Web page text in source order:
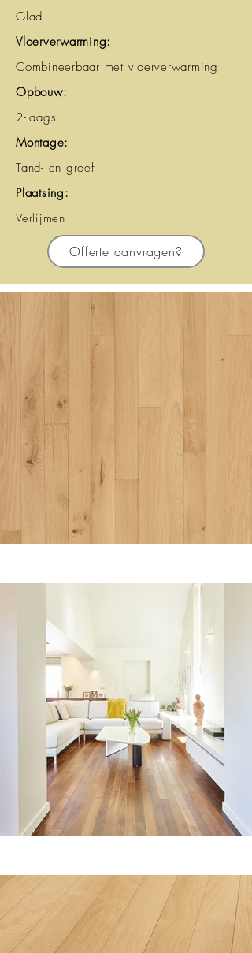
Glad
Vloerverwarming:
Combineerbaar met vloerverwarming
Opbouw:
2-laags
Montage:
Tand- en groef
Plaatsing:
Verlijmen
Offerte aanvragen?